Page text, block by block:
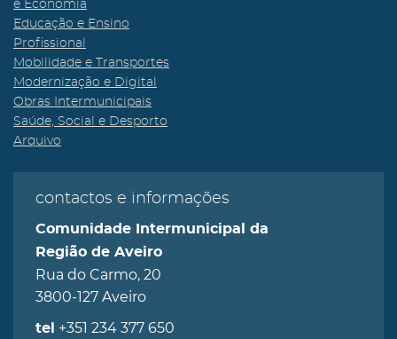
e Economia
Educação e Ensino
Profissional
Mobilidade e Transportes
Modernização e Digital
Obras Intermunicipais
Saúde, Social e Desporto
Arquivo
contactos e informações
Comunidade Intermunicipal da
Região de Aveiro
Rua do Carmo, 20
3800-127 Aveiro
tel +351 234 377 650